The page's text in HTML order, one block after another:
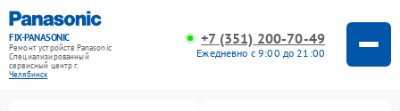
FIX-PANASONIC
Ремонт устройств Panasonic
Специализированный
cервисный центр г.
Челябинск
+7 (351) 200-70-49
Ежедневно с 9:00 до 21:00